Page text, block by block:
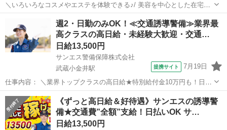
＼いろいろなコスメやエステを体験できる♪/ 美容を中心とした在宅で
の体験モニター、 来店をしての覆面調査・ミステリーショッパー のお
仕事などなど☆副業・Wワークとの両立にも♪ 体験・調査後に、スマ
ホから簡単なアンケートに答...
武蔵小金井駅 その他
週2・日勤のみOK！≪交通誘導警備≫業界最
高クラスの高日給・未経験大歓迎・交通…
日給13,500円
サンエス警備保障株式会社
武蔵小金井駅
提携サイト 7月19日
仕事内容： ＼業界トップクラスの高日給★特別給付金10万円も！日払
い可＆シフト自由／ とにかく日給が良い！！高日給で安心・安定の暮
らし♪月収30万円以上も可能！ ▼おシゴトの内容はとってもカンタ
ン！ 歩道や道路での誘導・案...
東京 小金井市 武蔵小金井駅 警備員
《ずっと高日給＆好待遇》サンエスの誘導警
備★交通費”全額”支給！日払いOK サ…
日給13,500円